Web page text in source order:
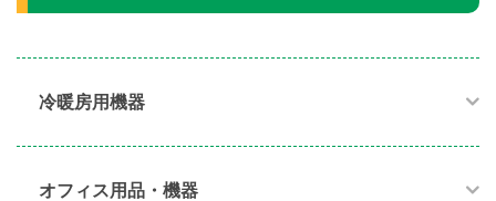
冷暖房用機器​
オフィス用品・機器​